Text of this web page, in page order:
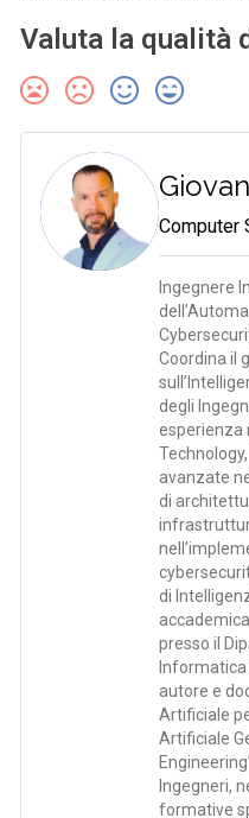
Valuta la qualità
Computer
Ingegnere
Coordina il
degli
esperienza
avanzate
di
di
presso il
Informatica
autore e
Artificiale
Artificiale
Ingegneri,
formative